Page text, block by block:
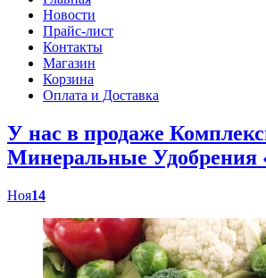
Новости
Прайс-лист
Контакты
Магазин
Корзина
Оплата и Доставка
У нас в продаже
Минеральные
Ноя14